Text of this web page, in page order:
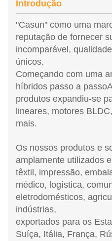
Introdução
"Casun" como uma
reputação de fornecer
incomparável,
únicos.
Começando com uma
híbridos passo a passo
produtos expandiu-se
lineares, motores
mais.
Os nossos produtos e
amplamente utilizados
têxtil, impressão,
médico, logística,
eletrodomésticos,
indústrias,
exportados para os
Suíça, Itália, França,